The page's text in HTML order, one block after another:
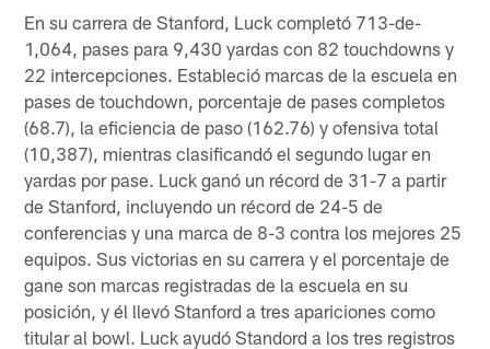
En su carrera de Stanford, Luck completó 713-de-
1,064, pases para 9,430 yardas con 82 touchdowns y
22 intercepciones. Estableció marcas de la escuela en
pases de touchdown, porcentaje de pases completos
(68.7), la eficiencia de paso (162.76) y ofensiva total
(10,387), mientras clasificandó el segundo lugar en
yardas por pase. Luck ganó un récord de 31-7 a partir
de Stanford, incluyendo un récord de 24-5 de
conferencias y una marca de 8-3 contra los mejores 25
equipos. Sus victorias en su carrera y el porcentaje de
gane son marcas registradas de la escuela en su
posición, y él llevó Stanford a tres apariciones como
titular al bowl. Luck ayudó Standord a los tres registros